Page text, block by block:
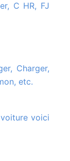
C HR, FJ
etc.